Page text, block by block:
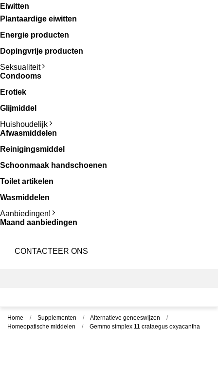
Eiwitten
Plantaardige eiwitten
Energie producten
Dopingvrije producten
Seksualiteit
Condooms
Erotiek
Glijmiddel
Huishoudelijk
Afwasmiddelen
Reinigingsmiddel
Schoonmaak handschoenen
Toilet artikelen
Wasmiddelen
Aanbiedingen!
Maand aanbiedingen
CONTACTEER ONS
Home Supplementen
Alternatieve geneeswijzen
Homeopatische middelen
Gemmo simplex 11 crataegus oxyacantha